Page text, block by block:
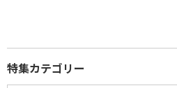
特集カテゴリー